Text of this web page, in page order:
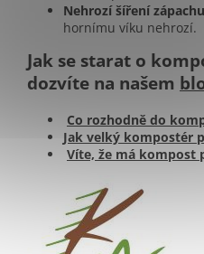
Nehrozí šíření
hornímu víku nehrozí.
Jak se starat o
dozvíte na našem
Co rozhodně do
Jak velký kompostér
Víte, že má kompost